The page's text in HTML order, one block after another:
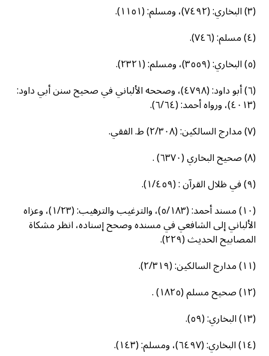
(٣) البخاري: (٧٤٩٢)، ومسلم: (١١٥١).
(٤) مسلم: (٧٤٦).
(٥) البخاري: (٣٥٥٩)، ومسلم: (٢٣٢١).
(٦) أبو داود: (٤٧٩٨)، وصححه الألباني في صحيح سنن أبي داود:
(٤٠١٣)، ورواه أحمد: (٦/٦٤).
(٧) مدارج السالكين: (٢/٣٠٨) ط. الفقي.
(٨) صحيح البخاري (٦٣٧٠) .
(٩) في ظلال القرآن : (١/٤٥٩).
(١٠) مسند أحمد: (٥/١٨٣)، والترغيب والترهيب: (١/٢٣)، وعزاه
الألباني إلى الشافعي في مسنده وصحح إسناده، انظر مشكاة
المصابيح الحديث (٢٢٩).
(١١) مدارج السالكين: (٢/٣١٩).
(١٢) صحيح مسلم (١٨٢٥) .
(١٣) البخاري: (٥٩).
(١٤) البخاري: (٦٤٩٧)، ومسلم: (١٤٣).